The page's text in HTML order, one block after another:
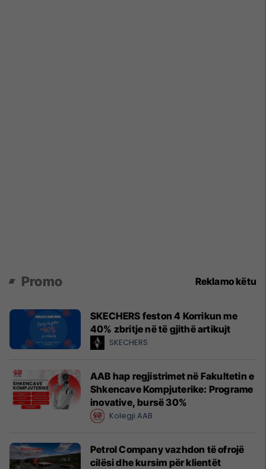
Promo Reklamo këtu
SKECHERS feston 4 Korrikun me
40% zbritje në të gjithë artikujt
SKECHERS
AAB hap regjistrimet në Fakultetin e
Shkencave Kompjuterike: Programe
inovative, bursë 30%
Kolegji AAB
Petrol Company vazhdon të ofrojë
cilësi dhe kursim për klientët